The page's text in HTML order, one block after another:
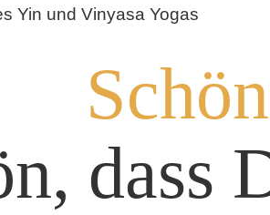
Yin und Vinyasa Yogas
dass